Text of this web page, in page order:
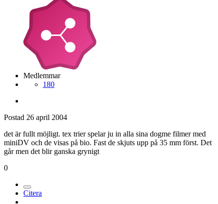
Medlemmar
180
Postad 26 april 2004
det är fullt möjligt. tex trier spelar ju in alla sina dogme filmer med
miniDV och de visas på bio. Fast de skjuts upp på 35 mm först. Det
går men det blir ganska grynigt
0
Citera